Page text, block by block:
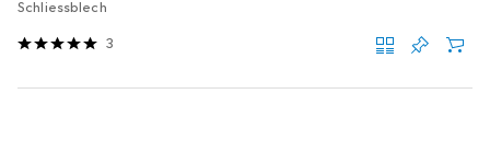
Schliessblech
3